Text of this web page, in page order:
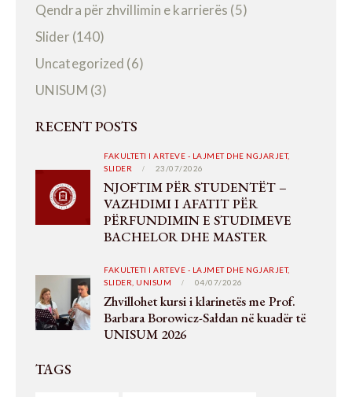
Qendra për zhvillimin e karrierës (5)
Slider (140)
Uncategorized (6)
UNISUM (3)
RECENT POSTS
FAKULTETI I ARTEVE - LAJMET DHE NGJARJET,
SLIDER
23/07/2026
NJOFTIM PËR STUDENTËT –
VAZHDIMI I AFATIT PËR
PËRFUNDIMIN E STUDIMEVE
BACHELOR DHE MASTER
FAKULTETI I ARTEVE - LAJMET DHE NGJARJET,
SLIDER, UNISUM 04/07/2026
Zhvillohet kursi i klarinetës me Prof.
Barbara Borowicz-Sałdan në kuadër të
UNISUM 2026
TAGS